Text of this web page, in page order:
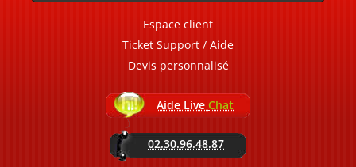
Espace client
Ticket Support / Aide
Devis personnalisé
Aide Live Chat
02.30.96.48.87